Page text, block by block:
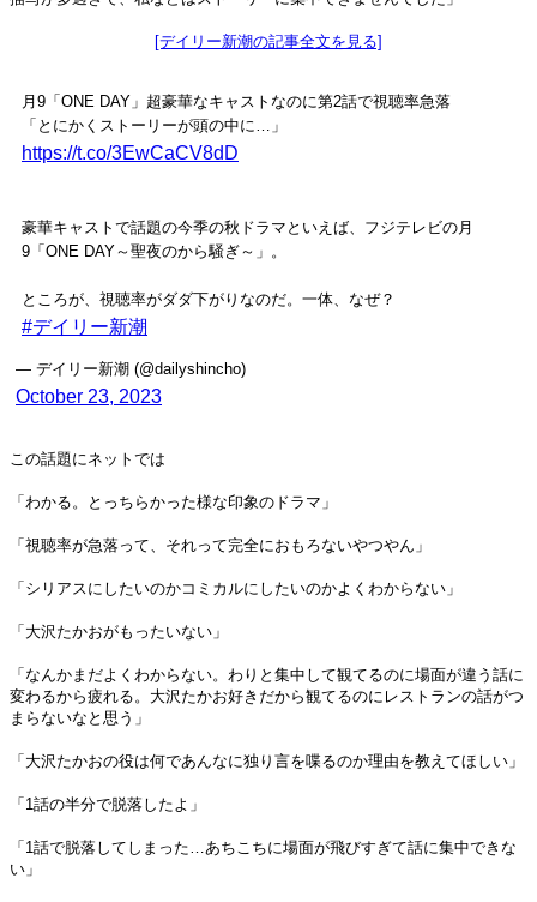
[デイリー新潮の記事全文を見る]
月9「ONE DAY」超豪華なキャストなのに第2話で視聴率急落
「とにかくストーリーが頭の中に…」
https://t.co/3EwCaCV8dD
豪華キャストで話題の今季の秋ドラマといえば、フジテレビの月
9「ONE DAY～聖夜のから騒ぎ～」。
ところが、視聴率がダダ下がりなのだ。一体、なぜ？
#デイリー新潮
— デイリー新潮 (@dailyshincho)
October 23, 2023
この話題にネットでは
「わかる。とっちらかった様な印象のドラマ」
「視聴率が急落って、それって完全におもろないやつやん」
「シリアスにしたいのかコミカルにしたいのかよくわからない」
「大沢たかおがもったいない」
「なんかまだよくわからない。わりと集中して観てるのに場面が違う話に
変わるから疲れる。大沢たかお好きだから観てるのにレストランの話がつ
まらないなと思う」
「大沢たかおの役は何であんなに独り言を喋るのか理由を教えてほしい」
「1話の半分で脱落したよ」
「1話で脱落してしまった…あちこちに場面が飛びすぎて話に集中できな
い」